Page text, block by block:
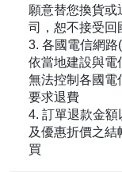
願意替您換貨或
司，恕不接受回
3. 各國電信網
依當地建設與電
無法控制各國電
要求退費
4. 訂單退款金
及優惠折價之
買